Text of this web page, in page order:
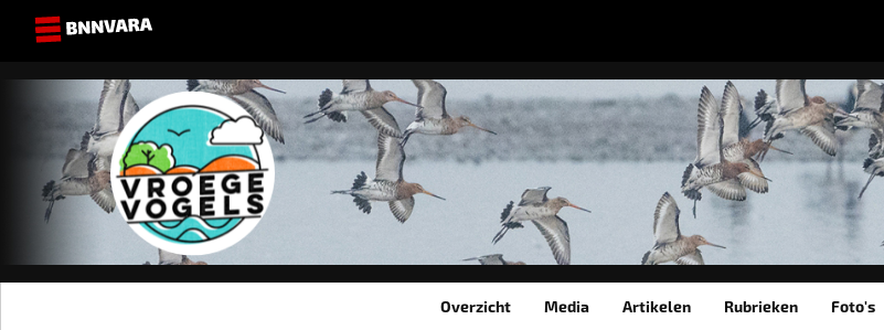
Overzicht Media Artikelen Rubrieken Foto's